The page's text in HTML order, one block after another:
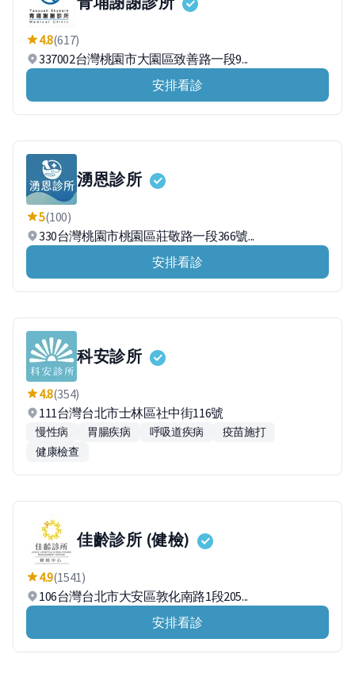
4.8(617)
337002台灣桃園市大園區致善路一段9...
安排看診
湧恩診所
5(100)
330台灣桃園市桃園區莊敬路一段366號...
安排看診
科安診所
4.8(354)
111台灣台北市士林區社中街116號
慢性病 胃腸疾病 呼吸道疾病
疫苗施打
健康檢查
佳齡診所 (健檢)
4.9(1541)
106台灣台北市大安區敦化南路1段205...
安排看診